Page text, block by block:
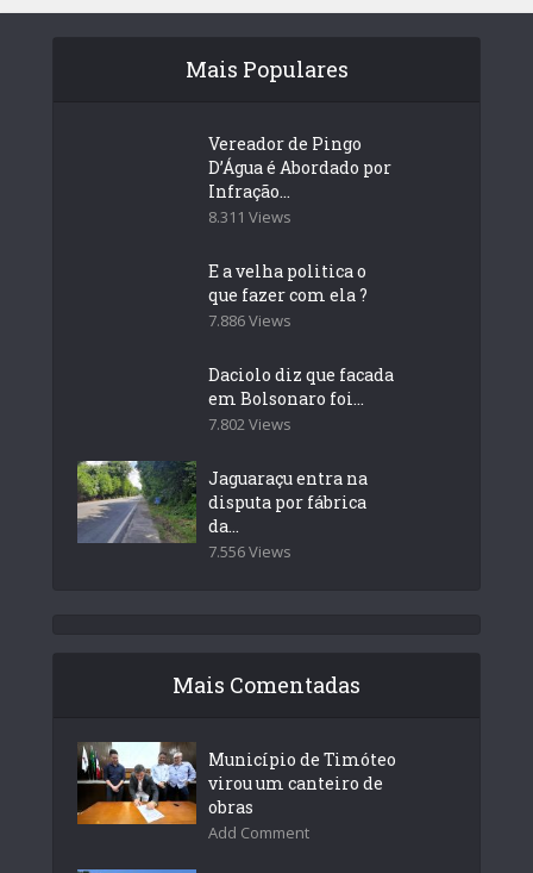
Mais Populares
Vereador de Pingo
D’Água é Abordado por
Infração...
8.311 Views
E a velha politica o
que fazer com ela ?
7.886 Views
Daciolo diz que facada
em Bolsonaro foi...
7.802 Views
Jaguaraçu entra na
disputa por fábrica
da...
7.556 Views
Mais Comentadas
Município de Timóteo
virou um canteiro de
obras
Add Comment